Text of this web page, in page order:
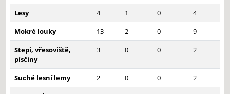
Lesy
4 1 0
4
Mokré louky
13 2 0
9
Stepi, vřesoviště,
písčiny
3 0 0 2
Suché lesní lemy 2 0 0
2